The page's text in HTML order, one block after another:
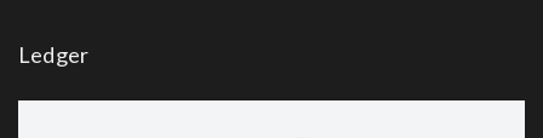
Ledger